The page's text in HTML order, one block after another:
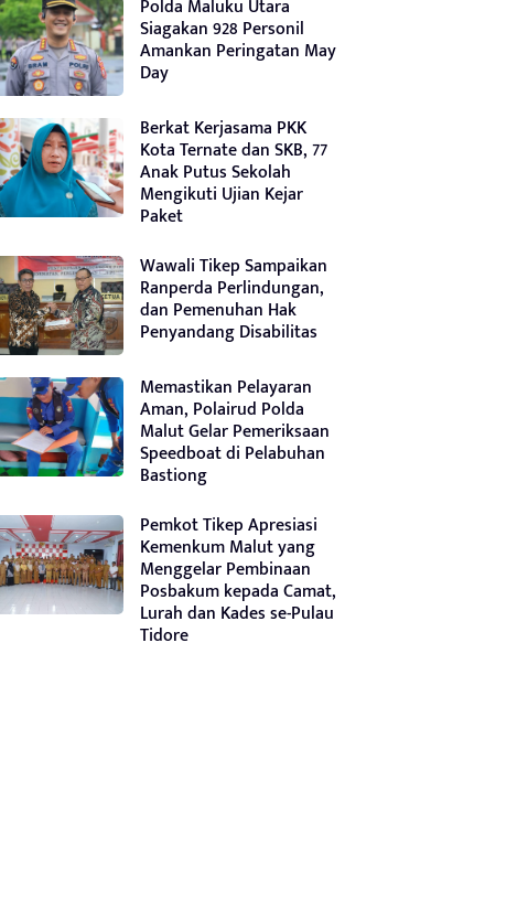
Polda Maluku Utara
Siagakan 928 Personil
Amankan Peringatan May
Day
Berkat Kerjasama PKK
Kota Ternate dan SKB, 77
Anak Putus Sekolah
Mengikuti Ujian Kejar
Paket
Wawali Tikep Sampaikan
Ranperda Perlindungan,
dan Pemenuhan Hak
Penyandang Disabilitas
Memastikan Pelayaran
Aman, Polairud Polda
Malut Gelar Pemeriksaan
Speedboat di Pelabuhan
Bastiong
Pemkot Tikep Apresiasi
Kemenkum Malut yang
Menggelar Pembinaan
Posbakum kepada Camat,
Lurah dan Kades se-Pulau
Tidore